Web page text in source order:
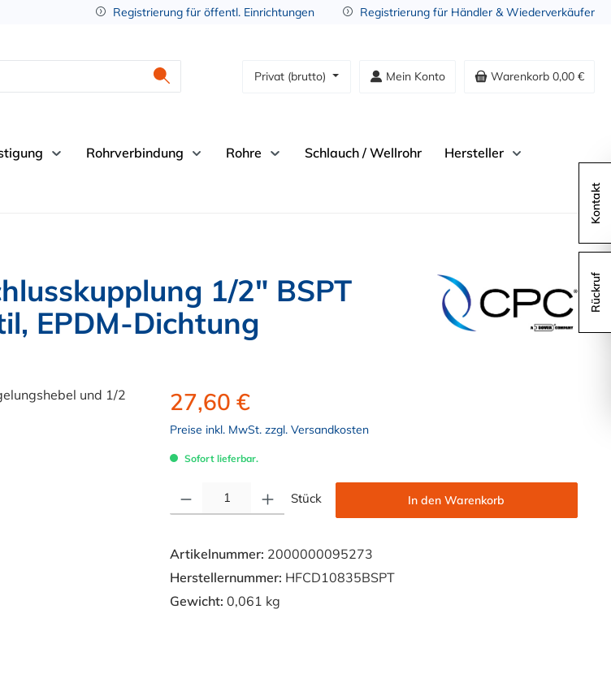
Registrierung für öffentl. Einrichtungen Registrierung für Händler & Wiederverkäufer
Privat (brutto) Mein Konto Warenkorb 0,00 €
Rohrverbindung Rohre Schlauch / Wellrohr Hersteller
1/2" BSPT
EPDM-Dichtung
27,60 €
Preise inkl. MwSt. zzgl. Versandkosten
Sofort lieferbar.
Stück In den Warenkorb
Artikelnummer: 2000000095273
Herstellernummer: HFCD10835BSPT
Gewicht: 0,061 kg
Kontakt
Rückruf